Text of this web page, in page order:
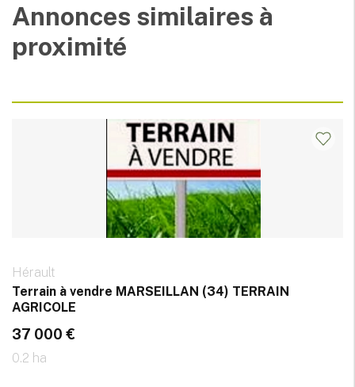
Annonces similaires à
proximité
Hérault
Terrain à vendre MARSEILLAN (34) TERRAIN
AGRICOLE
37 000 €
0.2 ha